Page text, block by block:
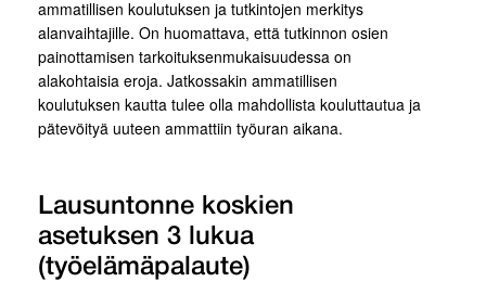
ammatillisen koulutuksen ja tutkintojen merkitys
alanvaihtajille. On huomattava, että tutkinnon osien
painottamisen tarkoituksenmukaisuudessa on
alakohtaisia eroja. Jatkossakin ammatillisen
koulutuksen kautta tulee olla mahdollista kouluttautua ja
pätevöityä uuteen ammattiin työuran aikana.
Lausuntonne koskien
asetuksen 3 lukua
(työelämäpalaute)